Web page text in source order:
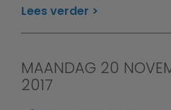
Lees verder
MAANDAG 20
2017